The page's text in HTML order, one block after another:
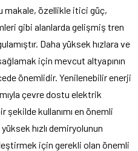
makale, özellikle itici güç,
gibi alanlarda gelişmiş tren
Daha yüksek hızlara ve
için mevcut altyapının
önemlidir. Yenilenebilir enerji
çevre dostu elektrik
şekilde kullanımı en önemli
hızlı demiryolunun
için gerekli olan önemli